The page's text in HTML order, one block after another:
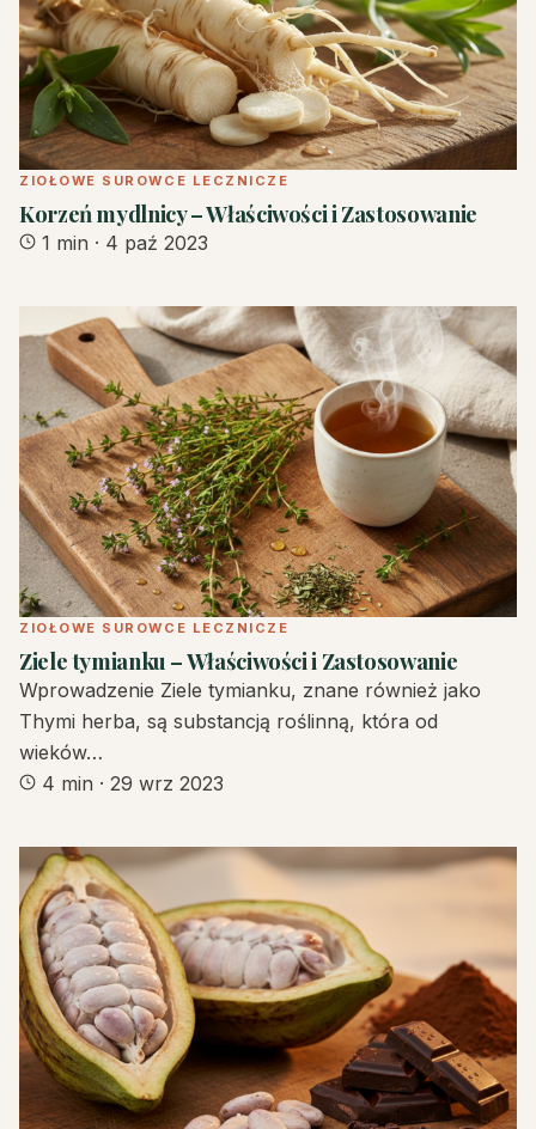
ZIOŁOWE SUROWCE LECZNICZE
Korzeń mydlnicy – Właściwości i Zastosowanie
1 min · 4 paź 2023
ZIOŁOWE SUROWCE LECZNICZE
Ziele tymianku – Właściwości i Zastosowanie
Wprowadzenie Ziele tymianku, znane również jako
Thymi herba, są substancją roślinną, która od
wieków…
4 min · 29 wrz 2023